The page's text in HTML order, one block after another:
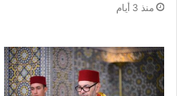
منذ 3 أيام